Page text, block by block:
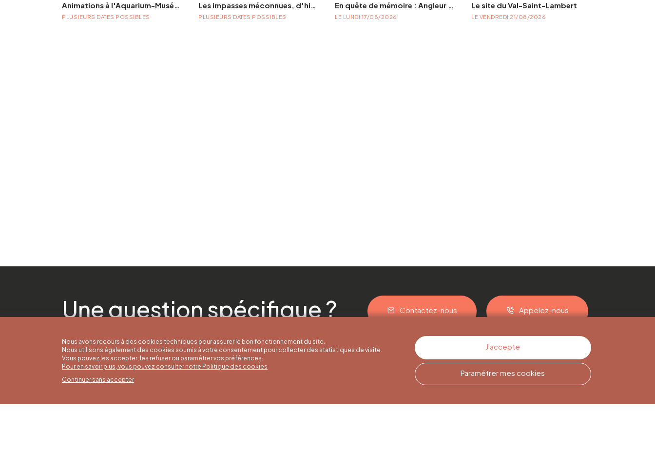
Animations à l'Aquarium-Muséum
PLUSIEURS DATES POSSIBLES
Les impasses méconnues, d'hier et d'aujourd'hui
PLUSIEURS DATES POSSIBLES
En quête de mémoire : Angleur et son petit cimetière de la Diguette, promenade certes mortelle, mais bien vivante
LE LUNDI 17/08/2026
Le site du Val-Saint-Lambert
LE VENDREDI 21/08/2026
Une question spécifique ? Contactez-nous Appelez-nous
Inscription à la
Nous avons recours à des cookies techniques pour assurer le bon fonctionnement du site.
Nous utilisons également des cookies soumis à votre consentement pour collecter des statistiques de visite.
Vous pouvez les accepter, les refuser ou paramétrer vos préférences.
Pour en savoir plus, vous pouvez consulter notre Politique des cookies
Continuer sans accepter
J'accepte
Paramétrer mes cookies